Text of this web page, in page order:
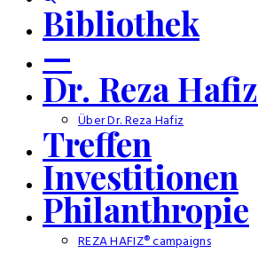
Bibliothek
—
Dr. Reza Hafiz
Über Dr. Reza Hafiz
Treffen
Investitionen
Philanthropie
REZA HAFIZ® campaigns